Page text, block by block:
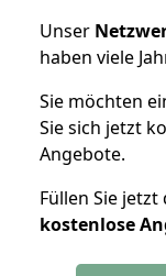
Unser
haben viele
Sie möchten
Sie sich jetzt
Angebote.
Füllen Sie
kostenlose